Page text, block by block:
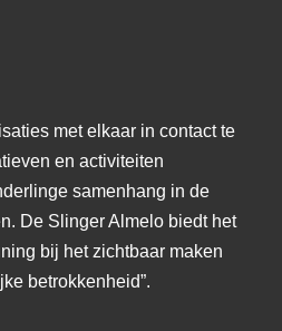
met elkaar in contact te
en activiteiten
samenhang in de
De Slinger Almelo biedt het
bij het zichtbaar maken
betrokkenheid”.